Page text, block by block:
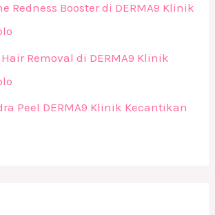
Redness Booster di DERMA9 Klinik
Removal di DERMA9 Klinik
Peel DERMA9 Klinik Kecantikan